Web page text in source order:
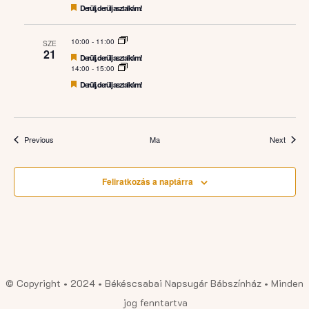
Featured
Derülj, derülj asztalkám!
SZE
21
10:00 - 11:00
Featured
Derülj, derülj asztalkám!
14:00 - 15:00
Featured
Derülj, derülj asztalkám!
PreviousEsemények Ma Next
Feliratkozás a naptárra
© Copyright • 2024 • Békéscsabai Napsugár Bábszínház • Minden
jog fenntartva